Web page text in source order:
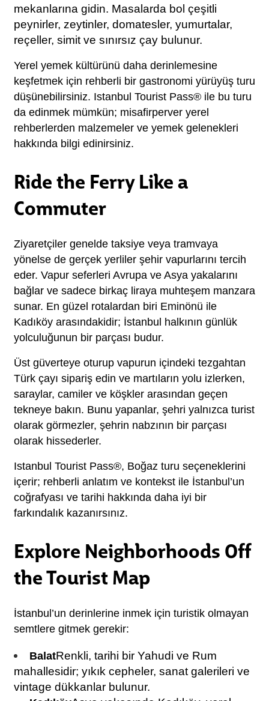
mekanlarına gidin. Masalarda bol çeşitli
peynirler, zeytinler, domatesler, yumurtalar,
reçeller, simit ve sınırsız çay bulunur.
Yerel yemek kültürünü daha derinlemesine
keşfetmek için rehberli bir gastronomi yürüyüş turu
düşünebilirsiniz. Istanbul Tourist Pass® ile bu turu
da edinmek mümkün; misafirperver yerel
rehberlerden malzemeler ve yemek gelenekleri
hakkında bilgi edinirsiniz.
Ride the Ferry Like a
Commuter
Ziyaretçiler genelde taksiye veya tramvaya
yönelse de gerçek yerliler şehir vapurlarını tercih
eder. Vapur seferleri Avrupa ve Asya yakalarını
bağlar ve sadece birkaç liraya muhteşem manzara
sunar. En güzel rotalardan biri Eminönü ile
Kadıköy arasındakidir; İstanbul halkının günlük
yolculuğunun bir parçası budur.
Üst güverteye oturup vapurun içindeki tezgahtan
Türk çayı sipariş edin ve martıların yolu izlerken,
saraylar, camiler ve köşkler arasından geçen
tekneye bakın. Bunu yapanlar, şehri yalnızca turist
olarak görmezler, şehrin nabzının bir parçası
olarak hissederler.
Istanbul Tourist Pass®, Boğaz turu seçeneklerini
içerir; rehberli anlatım ve kontekst ile İstanbul’un
coğrafyası ve tarihi hakkında daha iyi bir
farkındalık kazanırsınız.
Explore Neighborhoods Off
the Tourist Map
İstanbul’un derinlerine inmek için turistik olmayan
semtlere gitmek gerekir:
BalatRenkli, tarihi bir Yahudi ve Rum
mahallesidir; yıkık cepheler, sanat galerileri ve
vintage dükkanlar bulunur.